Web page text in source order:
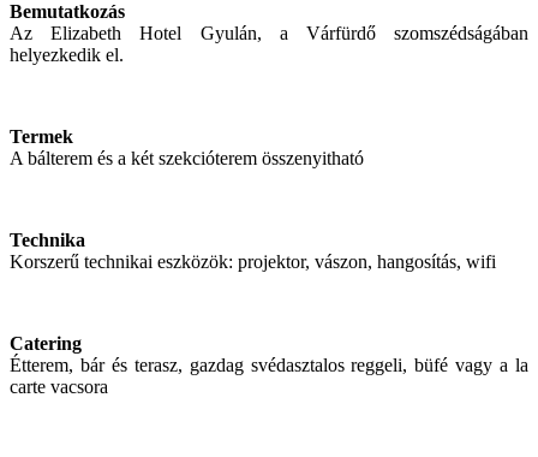
Bemutatkozás
Az Elizabeth Hotel Gyulán, a Várfürdő szomszédságában
helyezkedik el.
Termek
A bálterem és a két szekcióterem összenyitható
Technika
Korszerű technikai eszközök: projektor, vászon, hangosítás, wifi
Catering
Étterem, bár és terasz, gazdag svédasztalos reggeli, büfé vagy a la
carte vacsora